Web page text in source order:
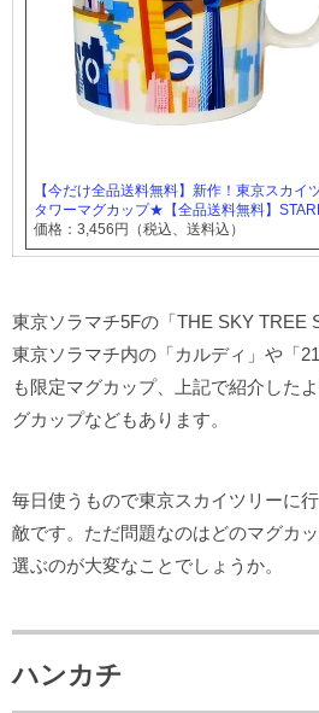
【今だけ全品送料無料】新作！東京スカイ
タワーマグカップ★【全品送料無料】
価格：3,456円（税込、送料込）
東京ソラマチ5Fの「THE SKY TREE
東京ソラマチ内の「カルディ」や「
も限定マグカップ、上記で紹介した
グカップなどもあります。
毎日使うもので東京スカイツリーに
敵です。ただ問題なのはどのマグカ
選ぶのが大変なことでしょうか。
ハンカチ